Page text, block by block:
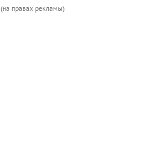
(на правах рекламы)